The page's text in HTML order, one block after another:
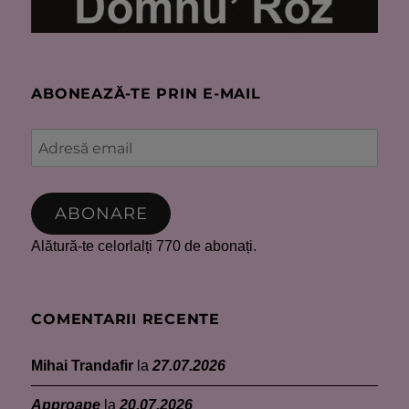
ABONEAZĂ-TE PRIN E-MAIL
Adresă
email
ABONARE
Alătură-te celorlalți 770 de abonați.
COMENTARII RECENTE
Mihai Trandafir la27.07.2026
Approape la20.07.2026